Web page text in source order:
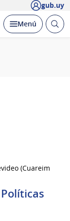
gub.uy
Desplegar
Menú Abrir
(Cuareim